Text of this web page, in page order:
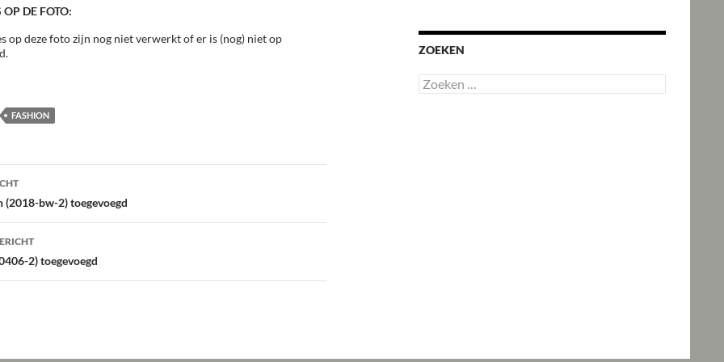
OP DE FOTO:
op deze foto zijn nog niet verwerkt of er is (nog) niet op
FASHION
(2018-bw-2) toegevoegd
2) toegevoegd
ZOEKEN
Zoeken
naar: